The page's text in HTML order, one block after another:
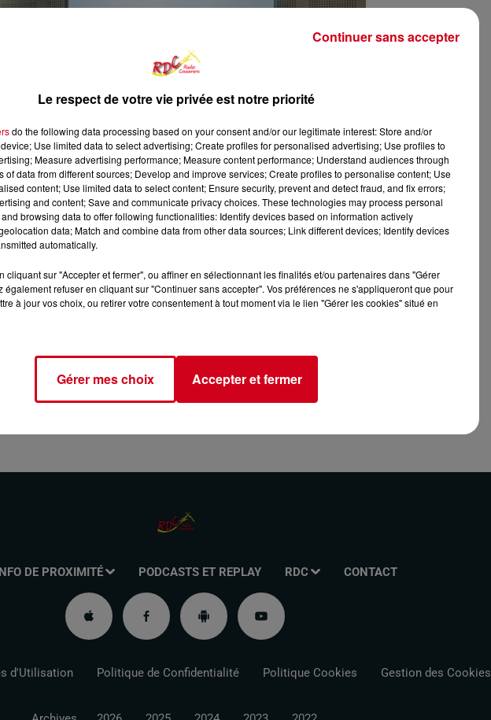
DE PROXIMITÉ PODCASTS ET REPLAY RDC CONTACT
d'Utilisation Politique de Confidentialité Politique Cookies Gestion des Cookies
Le respect de votre vie privée est notre priorité
do the following data processing based on your consent and/or our legitimate interest: Store and/or
Use limited data to select advertising; Create profiles for personalised advertising; Use profiles to
Measure advertising performance; Measure content performance; Understand audiences through
of data from different sources; Develop and improve services; Create profiles to personalise content; Use
content; Use limited data to select content; Ensure security, prevent and detect fraud, and fix errors;
and content; Save and communicate privacy choices. These technologies may process personal
browsing data to offer following functionalities: Identify devices based on information actively
data; Match and combine data from other data sources; Link different devices; Identify devices
automatically.
cliquant sur "Accepter et fermer", ou affiner en sélectionnant les finalités et/ou partenaires dans "Gérer
également refuser en cliquant sur "Continuer sans accepter". Vos préférences ne s'appliqueront que pour
à jour vos choix, ou retirer votre consentement à tout moment via le lien "Gérer les cookies" situé en
Gérer mes choix Accepter et fermer
Continuer sans accepter